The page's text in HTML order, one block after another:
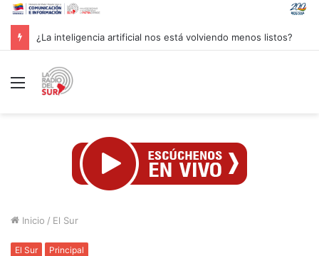
Groenlandia lanza una fuerte advertencia a empresa petrolera vinculada a Trump
Menú
Inicio / El Sur
El Sur Principal